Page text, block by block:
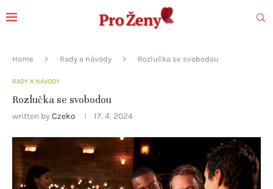
Home Rady a návody Rozlučka se svobodou
RADY A NÁVODY
Rozlučka se svobodou
written by Czeko 17. 4. 2024